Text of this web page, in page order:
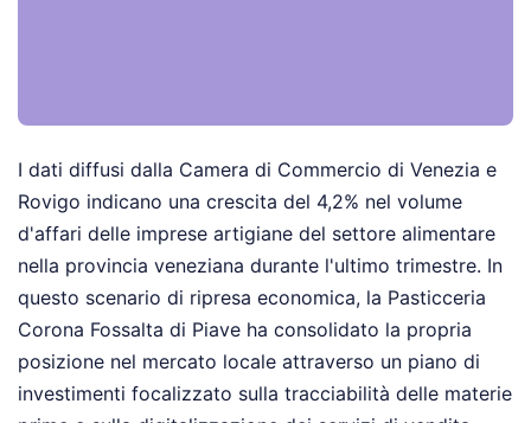
I dati diffusi dalla Camera di Commercio di Venezia e
Rovigo indicano una crescita del 4,2% nel volume
d'affari delle imprese artigiane del settore alimentare
nella provincia veneziana durante l'ultimo trimestre. In
questo scenario di ripresa economica, la Pasticceria
Corona Fossalta di Piave ha consolidato la propria
posizione nel mercato locale attraverso un piano di
investimenti focalizzato sulla tracciabilità delle materie